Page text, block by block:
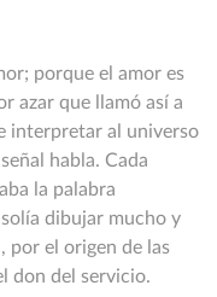
porque el amor es
azar que llamó así a
interpretar al universo
habla. Cada
la palabra
dibujar mucho y
por el origen de las
don del servicio.